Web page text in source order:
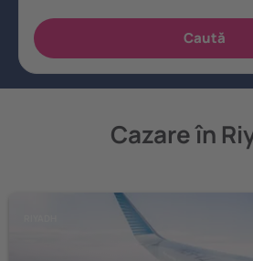
Cazare în